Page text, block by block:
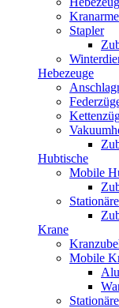
Kranarme
Stapler
Hebezeuge
Hubtische
Mobile
Krane
Mobile